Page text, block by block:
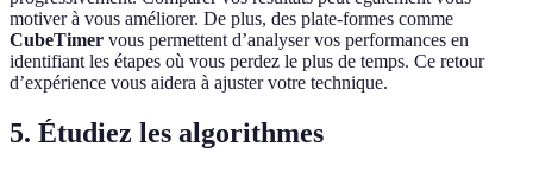
motiver à vous améliorer. De plus, des plate-formes comme
CubeTimer vous permettent d’analyser vos performances en
identifiant les étapes où vous perdez le plus de temps. Ce retour
d’expérience vous aidera à ajuster votre technique.
5. Étudiez les algorithmes